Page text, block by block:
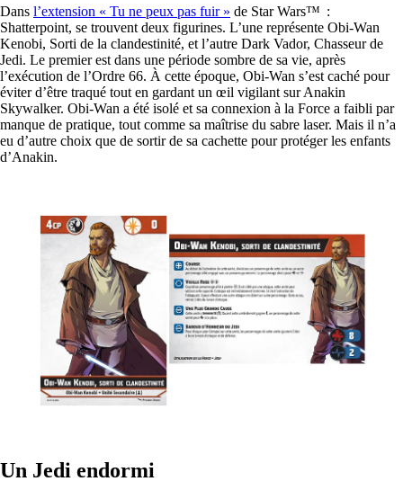
Dans l’extension « Tu ne peux pas fuir » de Star Wars™ :
Shatterpoint, se trouvent deux figurines. L’une représente Obi-Wan
Kenobi, Sorti de la clandestinité, et l’autre Dark Vador, Chasseur de
Jedi. Le premier est dans une période sombre de sa vie, après
l’exécution de l’Ordre 66. À cette époque, Obi-Wan s’est caché pour
éviter d’être traqué tout en gardant un œil vigilant sur Anakin
Skywalker. Obi-Wan a été isolé et sa connexion à la Force a faibli par
manque de pratique, tout comme sa maîtrise du sabre laser. Mais il n’a
eu d’autre choix que de sortir de sa cachette pour protéger les enfants
d’Anakin.
Un Jedi endormi